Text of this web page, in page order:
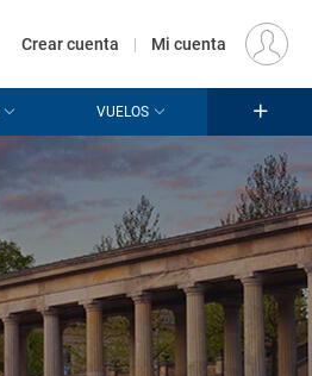
EUR
Crear cuenta | Mi cuenta
VUELOS